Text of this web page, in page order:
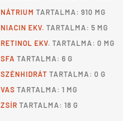
NÁTRIUM TARTALMA: 910 MG
NIACIN EKV. TARTALMA: 5 MG
RETINOL EKV. TARTALMA: 0 MG
SFA TARTALMA: 6 G
SZÉNHIDRÁT TARTALMA: 0 G
VAS TARTALMA: 1 MG
ZSÍR TARTALMA: 18 G